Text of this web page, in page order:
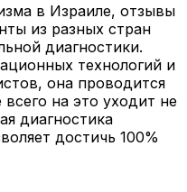
в Израиле, отзывы
из разных стран
диагностики.
технологий и
она проводится
на это уходит не
диагностика
достичь 100%